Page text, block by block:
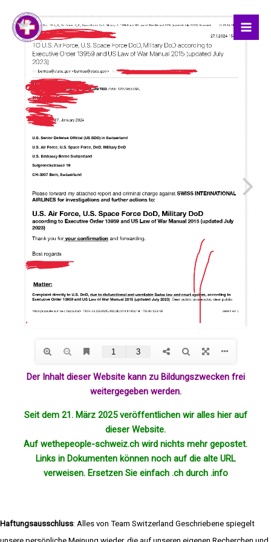
content
Der Inhalt dieser Website kann zu Bildungszwecken frei
weitergegeben werden.
Seit dem 21. März 2025 veröffentlichen wir alles hier auf
dieser Website.
Auf wethepeople-schweiz.ch wird nichts mehrgepostet.
Links in Dokumenten können noch auf die alte URL
verweisen. Ersetzen Sie einfach .ch durch .info
Haftungsausschluss: Alles von Team Switzerland Geschriebene spiegelt